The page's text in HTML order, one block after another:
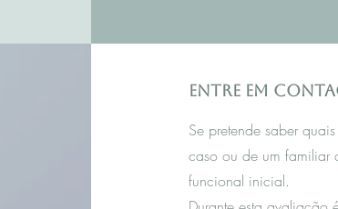
Entre em
Se pretende saber
caso ou de um familiar
funcional inicial.